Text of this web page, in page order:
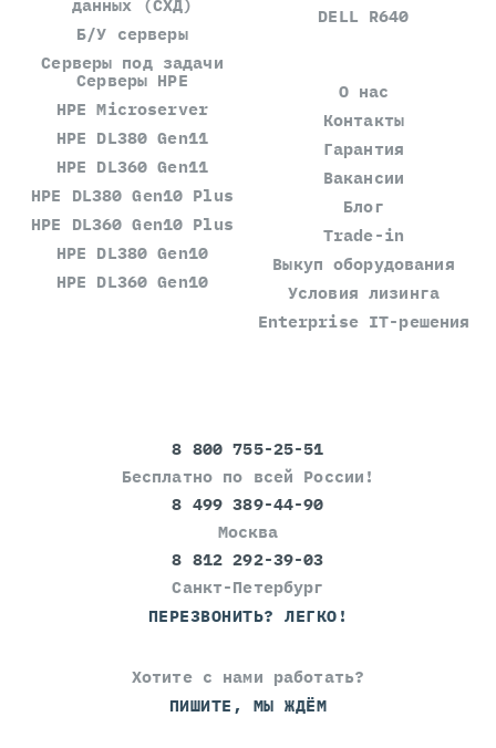
данных (СХД)
Б/У серверы
Серверы под задачи
DELL R640
Серверы HPE
HPE Microserver
HPE DL380 Gen11
HPE DL360 Gen11
HPE DL380 Gen10 Plus
HPE DL360 Gen10 Plus
HPE DL380 Gen10
HPE DL360 Gen10
О нас
Контакты
Гарантия
Вакансии
Блог
Trade-in
Выкуп оборудования
Условия лизинга
Enterprise IT-решения
8 800 755-25-51
Бесплатно по всей России!
8 499 389-44-90
Москва
8 812 292-39-03
Санкт-Петербург
ПЕРЕЗВОНИТЬ? ЛЕГКО!
Хотите с нами работать?
ПИШИТЕ, МЫ ЖДЁМ